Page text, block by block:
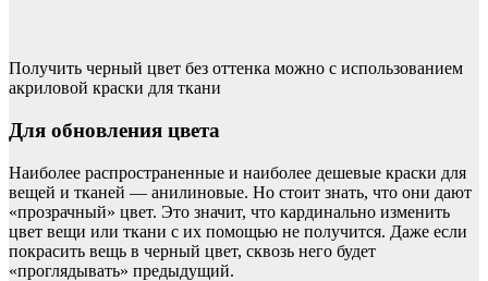
Получить черный цвет без оттенка можно с использованием
акриловой краски для ткани
Для обновления цвета
Наиболее распространенные и наиболее дешевые краски для
вещей и тканей — анилиновые. Но стоит знать, что они дают
«прозрачный» цвет. Это значит, что кардинально изменить
цвет вещи или ткани с их помощью не получится. Даже если
покрасить вещь в черный цвет, сквозь него будет
«проглядывать» предыдущий.